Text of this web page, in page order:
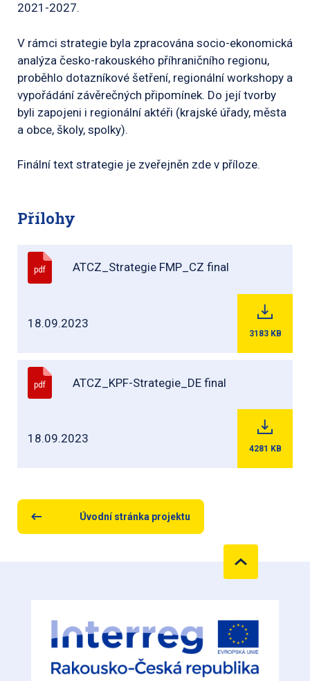
2021-2027.
V rámci strategie byla zpracována socio-ekonomická
analýza česko-rakouského příhraničního regionu,
proběhlo dotazníkové šetření, regionální workshopy a
vypořádání závěrečných připomínek. Do její tvorby
byli zapojeni i regionální aktéři (krajské úřady, města
a obce, školy, spolky).
Finální text strategie je zveřejněn zde v příloze.
Přílohy
pdf ATCZ_Strategie FMP_CZ final
18.09.2023
3183 KB
pdf ATCZ_KPF-Strategie_DE final
18.09.2023
4281 KB
Úvodní stránka projektu